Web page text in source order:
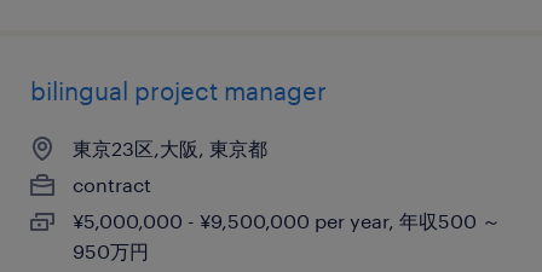
bilingual project manager
東京23区,大阪, 東京都
contract
¥5,000,000 - ¥9,500,000 per year, 年収500 ～
950万円